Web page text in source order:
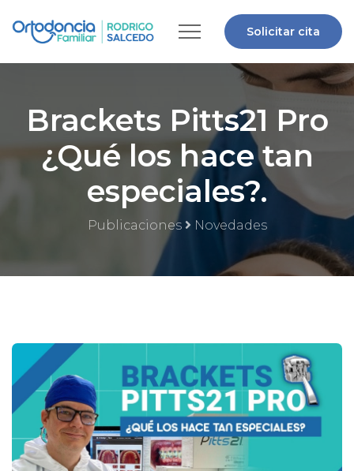
Solicitar cita
Brackets Pitts21 Pro
¿Qué los hace tan
especiales?.
Publicaciones Novedades